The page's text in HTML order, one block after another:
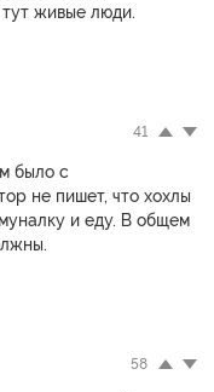
тут живые люди.
41
было с
не пишет, что хохлы
и еду. В общем
58